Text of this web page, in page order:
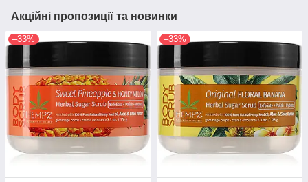
Акційні пропозиції та новинки
–33% –33%